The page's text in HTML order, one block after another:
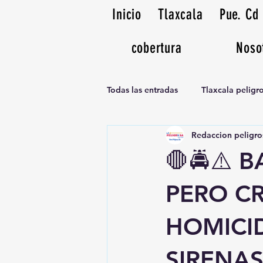
Inicio Tlaxcala
Pue.
cobertura
Todas las entradas Tlaxcala
Noticias Musicales radio 1370am
🛑🚔⚠️
PERO
Redaccion